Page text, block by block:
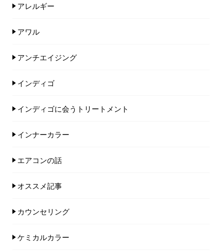
アレルギー
アワル
アンチエイジング
インディゴ
インディゴに会うトリートメント
インナーカラー
エアコンの話
オススメ記事
カウンセリング
ケミカルカラー